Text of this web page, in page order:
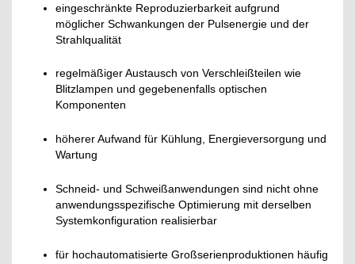
eingeschränkte Reproduzierbarkeit aufgrund
möglicher Schwankungen der Pulsenergie und der
Strahlqualität
regelmäßiger Austausch von Verschleißteilen wie
Blitzlampen und gegebenenfalls optischen
Komponenten
höherer Aufwand für Kühlung, Energieversorgung und
Wartung
Schneid- und Schweißanwendungen sind nicht ohne
anwendungsspezifische Optimierung mit derselben
Systemkonfiguration realisierbar
für hochautomatisierte Großserienproduktionen häufig